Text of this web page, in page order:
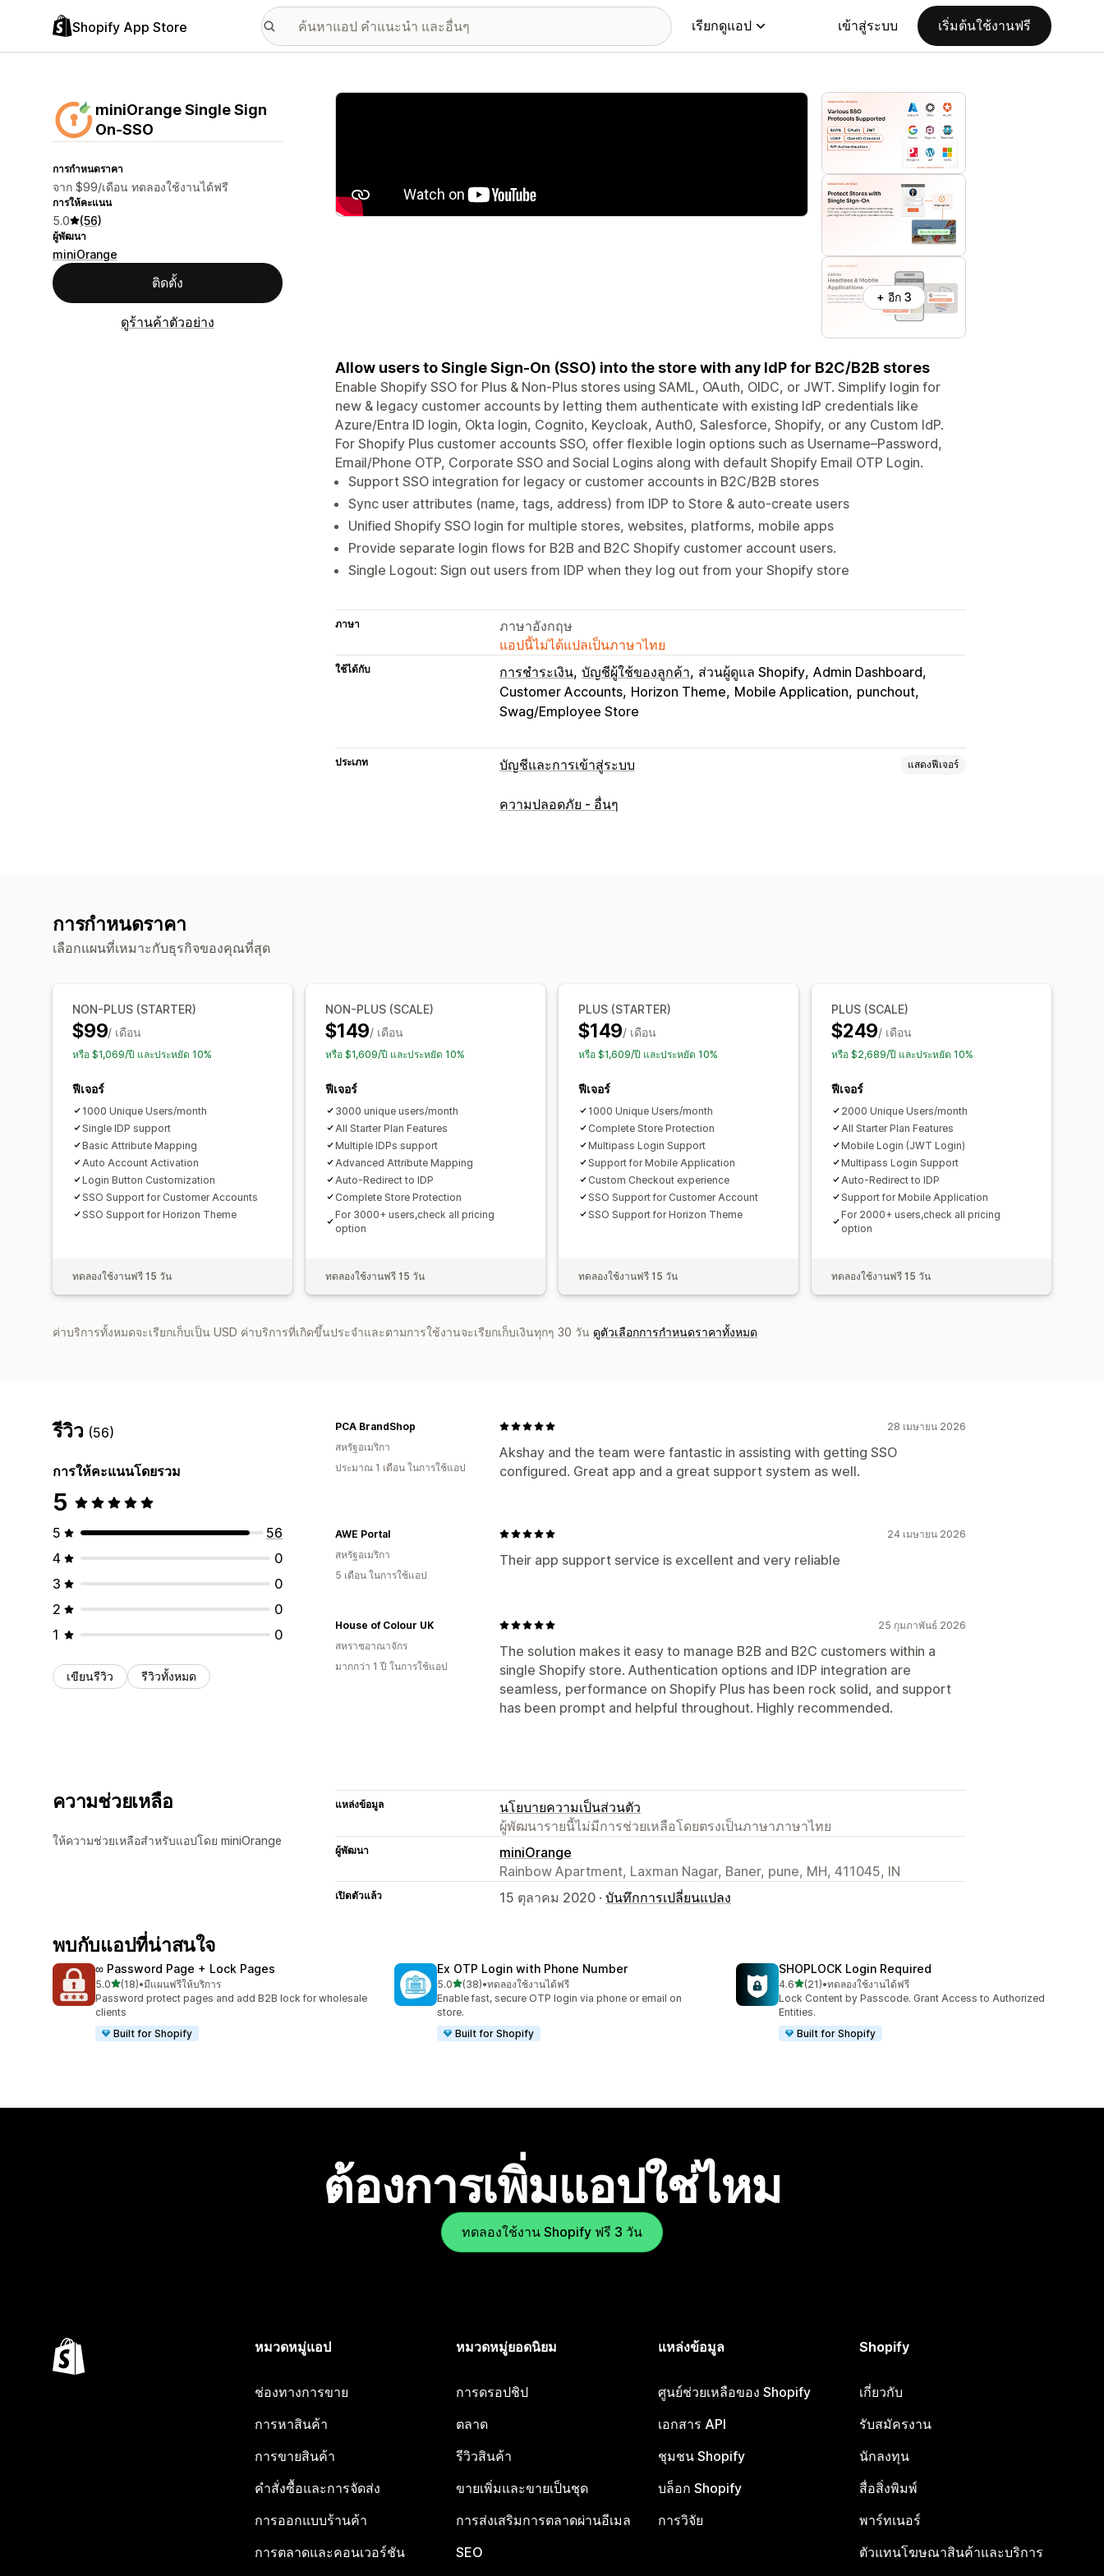
Shopify App Store เรียกดูแอป เข้าสู่ระบบ เริ่มต้นใช้งานฟรี
miniOrange Single Sign
On‑SSO
การกำหนดราคา
จาก $99/เดือน ทดลองใช้งานได้ฟรี
การให้คะแนน
5.0 (56)
ผู้พัฒนา
miniOrange
ติดตั้ง
ดูร้านค้าตัวอย่าง
แกลเลอรีรูปภาพที่แสดง
+ อีก 3
Allow users to Single Sign-On (SSO) into the store with any IdP for B2C/B2B stores
Enable Shopify SSO for Plus & Non-Plus stores using SAML, OAuth, OIDC, or JWT. Simplify login for
new & legacy customer accounts by letting them authenticate with existing IdP credentials like
Azure/Entra ID login, Okta login, Cognito, Keycloak, Auth0, Salesforce, Shopify, or any Custom IdP.
For Shopify Plus customer accounts SSO, offer flexible login options such as Username–Password,
Email/Phone OTP, Corporate SSO and Social Logins along with default Shopify Email OTP Login.
Support SSO integration for legacy or customer accounts in B2C/B2B stores
Sync user attributes (name, tags, address) from IDP to Store & auto-create users
Unified Shopify SSO login for multiple stores, websites, platforms, mobile apps
Provide separate login flows for B2B and B2C Shopify customer account users.
Single Logout: Sign out users from IDP when they log out from your Shopify store
ภาษา
ภาษาอังกฤษ
แอปนี้ไม่ได้แปลเป็นภาษาไทย
ใช้ได้กับ การชำระเงิน บัญชีผู้ใช้ของลูกค้า ส่วนผู้ดูแล Shopify Admin Dashboard
Customer Accounts Horizon Theme Mobile Application punchout
Swag/Employee Store
ประเภท บัญชีและการเข้าสู่ระบบ แสดงฟีเจอร์
การเข้าสู่ระบบของลูกค้า
ความปลอดภัย - อื่นๆ
การกำหนดราคา
เลือกแผนที่เหมาะกับธุรกิจของคุณที่สุด
NON-PLUS (STARTER)
$99/ เดือน
หรือ $1,069/ปี และประหยัด 10%
ฟีเจอร์
1000 Unique Users/month
Single IDP support
Basic Attribute Mapping
Auto Account Activation
Login Button Customization
SSO Support for Customer Accounts
SSO Support for Horizon Theme
ทดลองใช้งานฟรี 15 วัน
NON-PLUS (SCALE)
$149/ เดือน
หรือ $1,609/ปี และประหยัด 10%
ฟีเจอร์
3000 unique users/month
All Starter Plan Features
Multiple IDPs support
Advanced Attribute Mapping
Auto-Redirect to IDP
Complete Store Protection
For 3000+ users,check all pricing
option
ทดลองใช้งานฟรี 15 วัน
PLUS (STARTER)
$149/ เดือน
หรือ $1,609/ปี และประหยัด 10%
ฟีเจอร์
1000 Unique Users/month
Complete Store Protection
Multipass Login Support
Support for Mobile Application
Custom Checkout experience
SSO Support for Customer Account
SSO Support for Horizon Theme
ทดลองใช้งานฟรี 15 วัน
PLUS (SCALE)
$249/ เดือน
หรือ $2,689/ปี และประหยัด 10%
ฟีเจอร์
2000 Unique Users/month
All Starter Plan Features
Mobile Login (JWT Login)
Multipass Login Support
Auto-Redirect to IDP
Support for Mobile Application
For 2000+ users,check all pricing
option
ทดลองใช้งานฟรี 15 วัน
ค่าบริการทั้งหมดจะเรียกเก็บเป็น USD ค่าบริการที่เกิดขึ้นประจำและตามการใช้งานจะเรียกเก็บเงินทุกๆ 30 วัน ดูตัวเลือกการกำหนดราคาทั้งหมด
รีวิว (56)
การให้คะแนนโดยรวม
5
5
56
4
0
3
0
2
0
1
0
เขียนรีวิว รีวิวทั้งหมด
28 เมษายน 2026
Akshay and the team were fantastic in assisting with getting SSO
configured. Great app and a great support system as well.
PCA BrandShop
สหรัฐอเมริกา
ประมาณ 1 เดือน ในการใช้แอป
24 เมษายน 2026
Their app support service is excellent and very reliable
AWE Portal
สหรัฐอเมริกา
5 เดือน ในการใช้แอป
25 กุมภาพันธ์ 2026
The solution makes it easy to manage B2B and B2C customers within a
single Shopify store. Authentication options and IDP integration are
seamless, performance on Shopify Plus has been rock solid, and support
has been prompt and helpful throughout. Highly recommended.
House of Colour UK
สหราชอาณาจักร
มากกว่า 1 ปี ในการใช้แอป
ความช่วยเหลือ
ให้ความช่วยเหลือสำหรับแอปโดย miniOrange
แหล่งข้อมูล
นโยบายความเป็นส่วนตัว
ผู้พัฒนารายนี้ไม่มีการช่วยเหลือโดยตรงเป็นภาษาภาษาไทย
ผู้พัฒนา
miniOrange
Rainbow Apartment, Laxman Nagar, Baner, pune, MH, 411045, IN
เปิดตัวแล้ว 15 ตุลาคม 2020 · บันทึกการเปลี่ยนแปลง
พบกับแอปที่น่าสนใจ
∞ Password Page + Lock Pages
5.0เต็ม 5 ดาว
(18)
ทั้งหมด 18 รีวิว
•มีแผนฟรีให้บริการ
Password protect pages and add B2B lock for wholesale
clients
Built for Shopify
Ex OTP Login with Phone Number
5.0เต็ม 5 ดาว
(38)
ทั้งหมด 38 รีวิว
•ทดลองใช้งานได้ฟรี
Enable fast, secure OTP login via phone or email on
store.
Built for Shopify
SHOPLOCK Login Required
4.6เต็ม 5 ดาว
(21)
ทั้งหมด 21 รีวิว
•ทดลองใช้งานได้ฟรี
Lock Content by Passcode. Grant Access to Authorized
Entities.
Built for Shopify
ต้องการเพิ่มแอปใช่ไหม
ทดลองใช้งาน Shopify ฟรี 3 วัน
หมวดหมู่แอป
ช่องทางการขาย
การหาสินค้า
การขายสินค้า
คำสั่งซื้อและการจัดส่ง
การออกแบบร้านค้า
การตลาดและคอนเวอร์ชัน
หมวดหมู่ยอดนิยม
การดรอปชิป
ตลาด
รีวิวสินค้า
ขายเพิ่มและขายเป็นชุด
การส่งเสริมการตลาดผ่านอีเมล
SEO
แหล่งข้อมูล
ศูนย์ช่วยเหลือของ Shopify
เอกสาร API
ชุมชน Shopify
บล็อก Shopify
การวิจัย
Shopify
เกี่ยวกับ
รับสมัครงาน
นักลงทุน
สื่อสิ่งพิมพ์
พาร์ทเนอร์
ตัวแทนโฆษณาสินค้าและบริการ